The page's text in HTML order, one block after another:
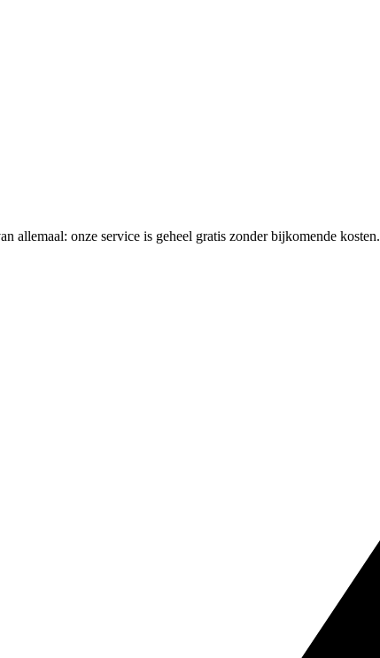
allemaal: onze service is geheel gratis zonder bijkomende kosten.